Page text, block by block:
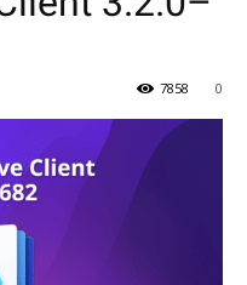
0
7858